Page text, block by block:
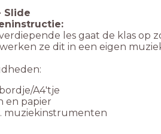
Slide
les gaat de klas op
ze dit in een eigen
A4'tje
en papier
muziekinstrumenten